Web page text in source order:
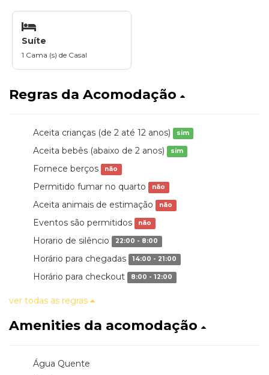
Suíte
1 Cama (s) de Casal
Regras da Acomodação
Aceita crianças (de 2 até 12 anos) sim
Aceita bebês (abaixo de 2 anos) sim
Fornece berços não
Permitido fumar no quarto não
Aceita animais de estimação não
Eventos são permitidos não
Horario de silêncio 22:00 - 8:00
Horário para chegadas 14:00 - 21:00
Horário para checkout 8:00 - 12:00
ver todas as regras
Amenities da acomodação
Água Quente